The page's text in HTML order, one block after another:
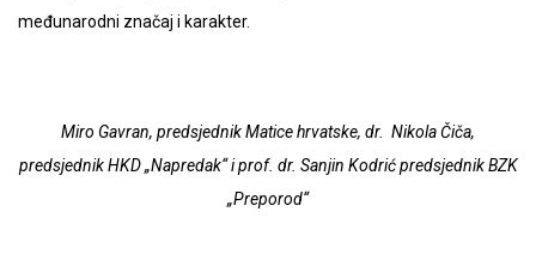
međunarodni značaj i karakter.
Miro Gavran, predsjednik Matice hrvatske, dr. Nikola Čiča,
predsjednik HKD „Napredak“ iprof. dr. Sanjin Kodrić predsjednik BZK
„Preporod“